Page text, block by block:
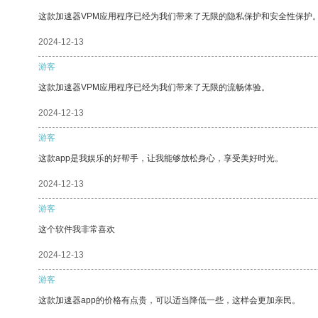
这款加速器VPM应用程序已经为我们带来了无限的隐私保护和安全性保护
2024-12-13
游客
这款加速器VPM应用程序已经为我们带来了无限的流畅体验。
2024-12-13
游客
这款app是我娱乐的好帮手，让我能够放松身心，享受美好时光。
2024-12-13
游客
这个软件我非常喜欢
2024-12-13
游客
这款加速器app的价格有点贵，可以适当降低一些，这样会更加亲民。